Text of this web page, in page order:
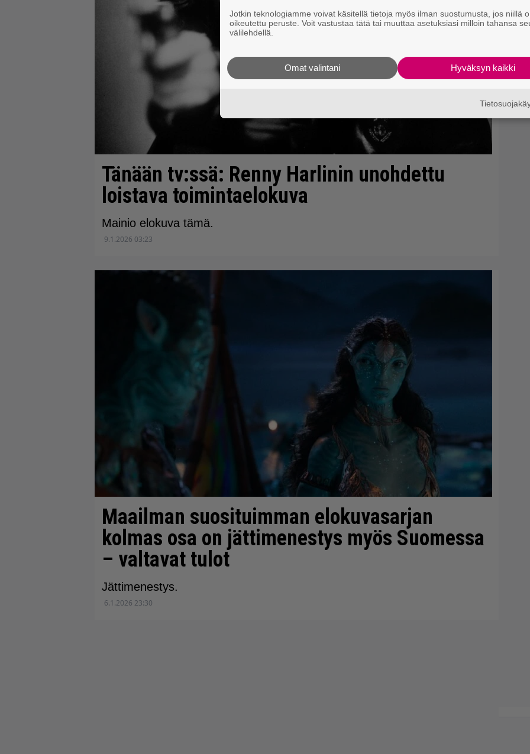
Tänään tv:ssä: Renny Harlinin unohdettu
loistava toimintaelokuva
Mainio elokuva tämä.
9.1.2026 03:23
Maailman suosituimman elokuvasarjan
kolmas osa on jättimenestys myös Suomessa
– valtavat tulot
Jättimenestys.
6.1.2026 23:30
Jotkin teknologiamme voivat käsitellä tietoja myös ilman suostumusta, jos niillä
oikeutettu peruste. Voit vastustaa tätä tai muuttaa asetuksiasi milloin tahansa
välilehdellä.
Hyväksyn kaikki
Omat valintani